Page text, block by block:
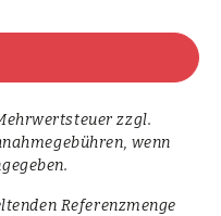
zzgl.
wenn
Referenzmenge